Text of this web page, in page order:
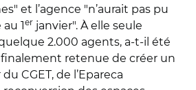
et l’agence "n’aurait pas pu
1er janvier". À elle seule
2.000 agents, a-t-il été
finalement retenue de créer un
CGET, de l’Epareca